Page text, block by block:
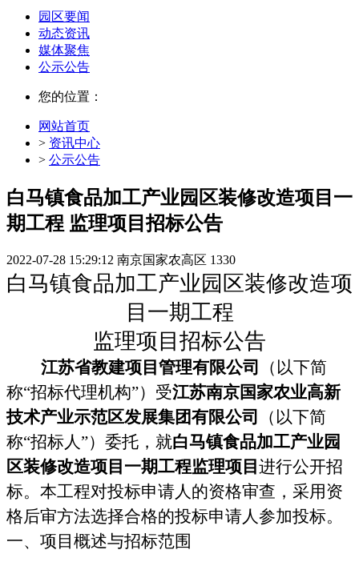
园区要闻
动态资讯
媒体聚焦
公示公告
您的位置：
网站首页
> 资讯中心
> 公示公告
白马镇食品加工产业园区装修改造项目一
期工程 监理项目招标公告
2022-07-28 15:29:12 南京国家农高区 1330
白马镇食品加工产业园区装修改造项
目一期工程
监理项目招标公告
江苏省教建项目管理有限公司
（以下简
称“招标代理机构”）受江苏南京国家农业高新
技术产业示范区发展集团有限公司
（ 以下简
称“招标人”）委托，就白马镇食品加工产业园
区装修改造项目一期工程监理项目 进行公开招
标。本工程对投标申请人的资格审查，采用资
格后审方法选择合格的投标申请人参加投标。
一、项目概述与招标范围